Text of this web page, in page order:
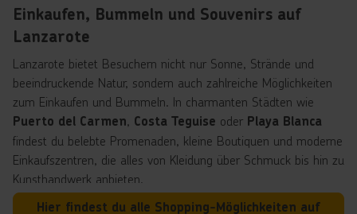
Einkaufen, Bummeln und Souvenirs auf
Lanzarote
Lanzarote bietet Besuchern nicht nur Sonne, Strände und
beeindruckende Natur, sondern auch zahlreiche Möglichkeiten
zum Einkaufen und Bummeln. In charmanten Städten wie
Puerto del Carmen, Costa Teguise oder Playa Blanca
findest du belebte Promenaden, kleine Boutiquen und moderne
Einkaufszentren, die alles von Kleidung über Schmuck bis hin zu
Kunsthandwerk anbieten.
Besonders beliebt sind die traditionellen Märkte und kleinen
Hier findest du alle Shopping-Möglichkeiten auf